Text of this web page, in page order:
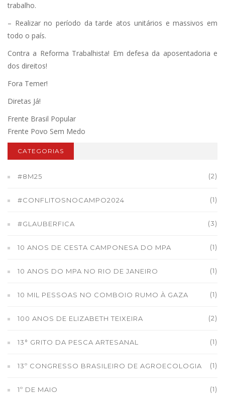
trabalho.
– Realizar no período da tarde atos unitários e massivos em
todo o país.
Contra a Reforma Trabalhista! Em defesa da aposentadoria e
dos direitos!
Fora Temer!
Diretas Já!
Frente Brasil Popular
Frente Povo Sem Medo
CATEGORIAS
#8M25 (2)
#CONFLITOSNOCAMPO2024 (1)
#GLAUBERFICA (3)
10 ANOS DE CESTA CAMPONESA DO MPA (1)
10 ANOS DO MPA NO RIO DE JANEIRO (1)
10 MIL PESSOAS NO COMBOIO RUMO À GAZA (1)
100 ANOS DE ELIZABETH TEIXEIRA (2)
13° GRITO DA PESCA ARTESANAL (1)
13º CONGRESSO BRASILEIRO DE AGROECOLOGIA (1)
1º DE MAIO (1)